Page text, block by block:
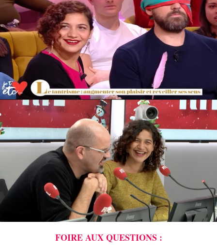
FOIRE AUX QUESTIONS :